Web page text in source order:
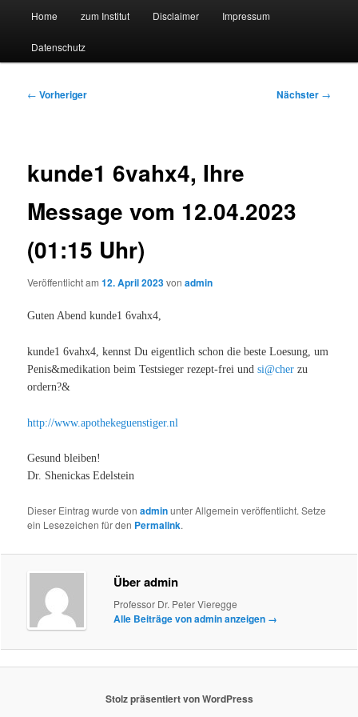
Suchmaschine Forschung und
Technologie
Zum
primären
Zum
sekundären
Home zum Institut Disclaimer Impressum
Datenschutz
Beitragsnavigation
← Vorheriger Nächster →
kunde1 6vahx4, Ihre
Message vom 12.04.2023
(01:15 Uhr)
Veröffentlicht am12. April 2023vonadmin
Guten Abend kunde1 6vahx4,
kunde1 6vahx4, kennst Du eigentlich schon die beste Loesung, um
Penis&medikation beim Testsieger rezept-frei undsi@cher zu
ordern?&
http://www.apothekeguenstiger.nl
Gesund bleiben!
Dr. Shenickas Edelstein
Dieser Eintrag wurde vonadminunter Allgemein veröffentlicht. Setze
ein Lesezeichen für den Permalink.
Über admin
Professor Dr. Peter Vieregge
Alle Beiträge von admin anzeigen →
Stolz präsentiert von WordPress